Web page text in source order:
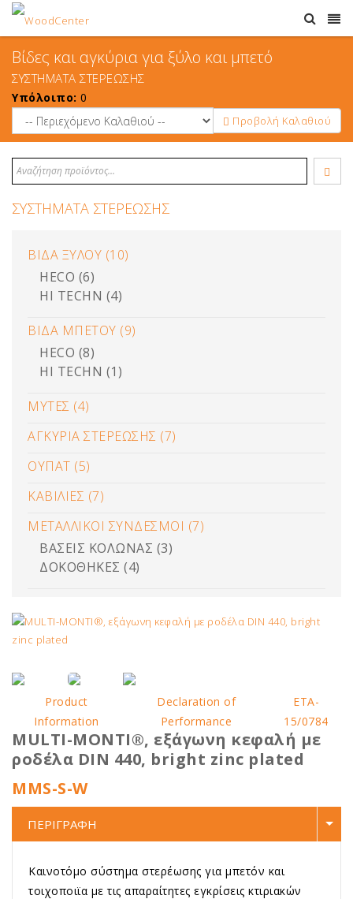
Βίδες και αγκύρια για ξύλο και μπετό
ΣΥΣΤΗΜΑΤΑ ΣΤΕΡΕΩΣΗΣ
Υπόλοιπο: 0
Προβολή Καλαθιού
ΣΥΣΤΗΜΑΤΑ ΣΤΕΡΕΩΣΗΣ
ΒΙΔΑ ΞΥΛΟΥ (10)
HECO (6)
HI TECHN (4)
ΒΙΔΑ ΜΠΕΤΟΥ (9)
HECO (8)
HI TECHN (1)
ΜΥΤΕΣ (4)
ΑΓΚΥΡΙΑ ΣΤΕΡΕΩΣΗΣ (7)
ΟΥΠΑΤ (5)
ΚΑΒΙΛΙΕΣ (7)
ΜΕΤΑΛΛΙΚΟΙ ΣΥΝΔΕΣΜΟΙ (7)
ΒΑΣΕΙΣ ΚΟΛΩΝΑΣ (3)
ΔΟΚΟΘΗΚΕΣ (4)
Product
Information
Declaration of
Performance
ETA-
15/0784
MULTI-MONTI®, εξάγωνη κεφαλή με
ροδέλα DIN 440, bright zinc plated
MMS-S-W
ΠΕΡΙΓΡΑΦΗ
Καινοτόμο σύστημα στερέωσης για μπετόν και
τοιχοποιϊα με τις απαραίτητες εγκρίσεις κτιριακών